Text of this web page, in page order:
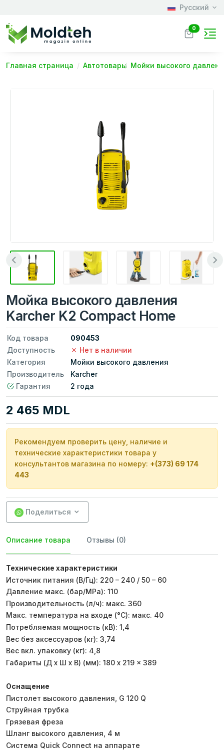
Русский
0
Главная страница Автотовары Мойки высокого
Мойка высокого давления
Karcher K2 Compact Home
Код товара
090453
Доступность
Нет в наличии
Категория
Мойки высокого давления
Производитель
Karcher
Гарантия
2 года
2 465 MDL
Рекомендуем проверить цену, наличие и
технические характеристики товара у
консультантов магазина по номеру: +(373) 69 174
443
Поделиться
Описание товара Отзывы (0)
Технические характеристики
Источник питания (В/Гц): 220 – 240 / 50 – 60
Давление макс. (бар/MPa): 110
Производительность (л/ч): макс. 360
Макс. температура на входе (°C): макс. 40
Потребляемая мощность (кВ): 1,4
Вес без аксессуаров (кг): 3,74
Вес вкл. упаковку (кг): 4,8
Габариты (Д x Ш x В) (мм): 180 x 219 x 389
Оснащение
Пистолет высокого давления, G 120 Q
Струйная трубка
Грязевая фреза
Шланг высокого давления, 4 м
Система Quick Connect на аппарате